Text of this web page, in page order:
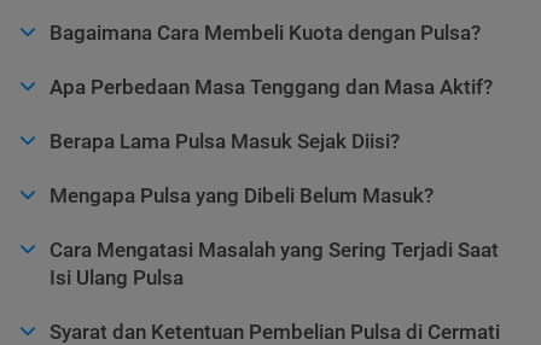
Bagaimana Cara Membeli Kuota dengan Pulsa?
Apa Perbedaan Masa Tenggang dan Masa Aktif?
Berapa Lama Pulsa Masuk Sejak Diisi?
Mengapa Pulsa yang Dibeli Belum Masuk?
Cara Mengatasi Masalah yang Sering Terjadi Saat
Isi Ulang Pulsa
Syarat dan Ketentuan Pembelian Pulsa di Cermati